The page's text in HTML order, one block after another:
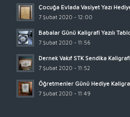
Çocuğa Evlada Vasiyet Yazı
7 Şubat 2020 - 12:00
Babalar Günü Kaligrafi Yazılı
7 Şubat 2020 - 11:56
Dernek Vakıf STK Sendika
7 Şubat 2020 - 11:52
Öğretmenler Günü Hediye
7 Şubat 2020 - 11:49